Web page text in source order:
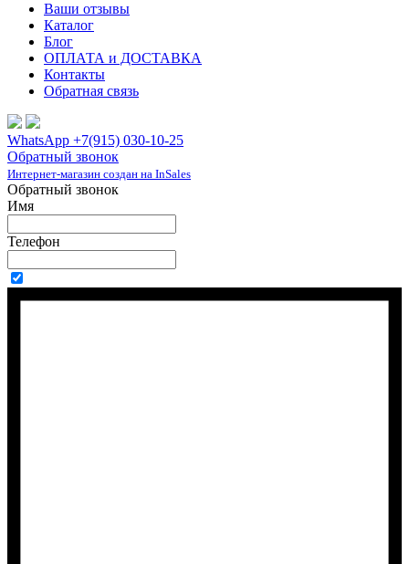
Ваши отзывы
Каталог
Блог
ОПЛАТА и ДОСТАВКА
Контакты
Обратная связь
WhatsApp +7(915) 030-10-25
Обратный звонок
Интернет-магазин создан на InSales
Обратный звонок
Имя
Телефон